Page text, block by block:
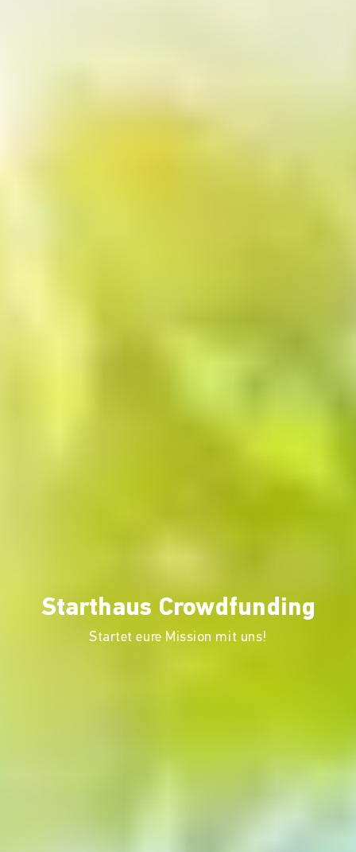
Starthaus Crowdfunding
Startet eure Mission mit uns!